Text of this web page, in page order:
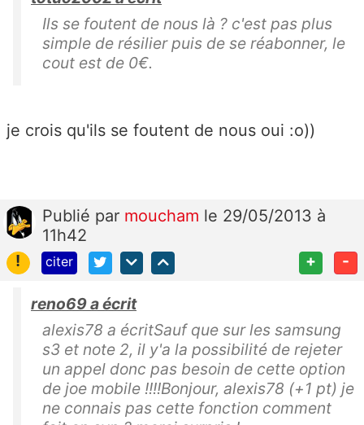
Ils se foutent de nous là ? c'est pas plus
simple de résilier puis de se réabonner, le
cout est de 0€.
je crois qu'ils se foutent de nous oui :o))
Publié par moucham le 29/05/2013 à
11h42
!
citer + -
reno69 a écrit
alexis78 a écritSauf que sur les samsung
s3 et note 2, il y'a la possibilité de rejeter
un appel donc pas besoin de cette option
de joe mobile !!!!Bonjour, alexis78 (+1 pt) je
ne connais pas cette fonction comment